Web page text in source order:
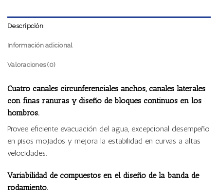
Descripción
Información adicional
Valoraciones (0)
Cuatro canales circunferenciales anchos, canales laterales
con finas ranuras y diseño de bloques continuos en los
hombros.
Provee eficiente evacuación del agua, excepcional desempeño
en pisos mojados y mejora la estabilidad en curvas a altas
velocidades.
Variabilidad de compuestos en el diseño de la banda de
rodamiento.